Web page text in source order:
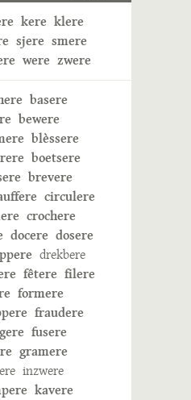
kere klere
sjere smere
were zwere
basere
bewere
blèssere
boetsere
brevere
circulere
crochere
docere dosere
drekbere
fêtere filere
formere
fraudere
fusere
gramere
inzwere
kavere